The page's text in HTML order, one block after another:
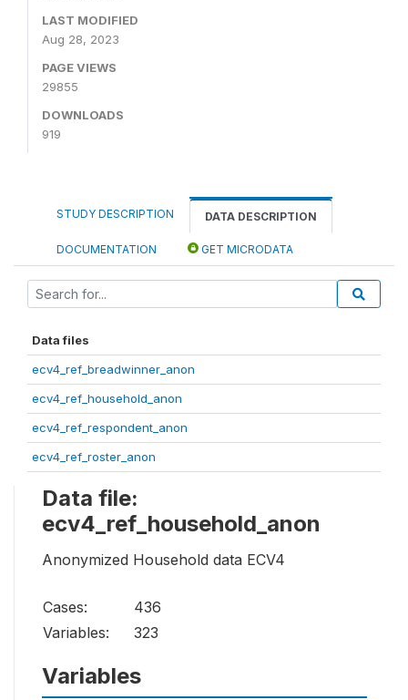
LAST MODIFIED
Aug 28, 2023
PAGE VIEWS
29855
DOWNLOADS
919
STUDY DESCRIPTION DATA DESCRIPTION
DOCUMENTATION GET MICRODATA
Data files
ecv4_ref_breadwinner_anon
ecv4_ref_household_anon
ecv4_ref_respondent_anon
ecv4_ref_roster_anon
Data file:
ecv4_ref_household_anon
Anonymized Household data ECV4
Cases:
436
Variables:
323
Variables